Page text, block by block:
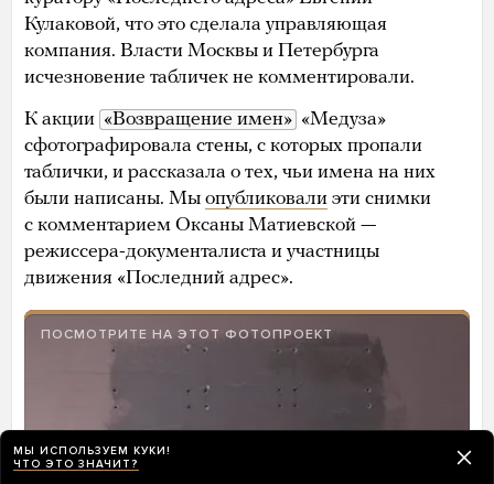
Кулаковой, что это сделала управляющая
компания. Власти Москвы и Петербурга
исчезновение табличек не комментировали.
К акции «Возвращение имен» «Медуза»
сфотографировала стены, с которых пропали
таблички, и рассказала о тех, чьи имена на них
были написаны. Мы опубликовали эти снимки
с комментарием Оксаны Матиевской —
режиссера-документалиста и участницы
движения «Последний адрес».
ПОСМОТРИТЕ НА ЭТОТ ФОТОПРОЕКТ
МЫ ИСПОЛЬЗУЕМ КУКИ!
ЧТО ЭТО ЗНАЧИТ?